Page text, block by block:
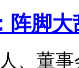
阵脚
人、董